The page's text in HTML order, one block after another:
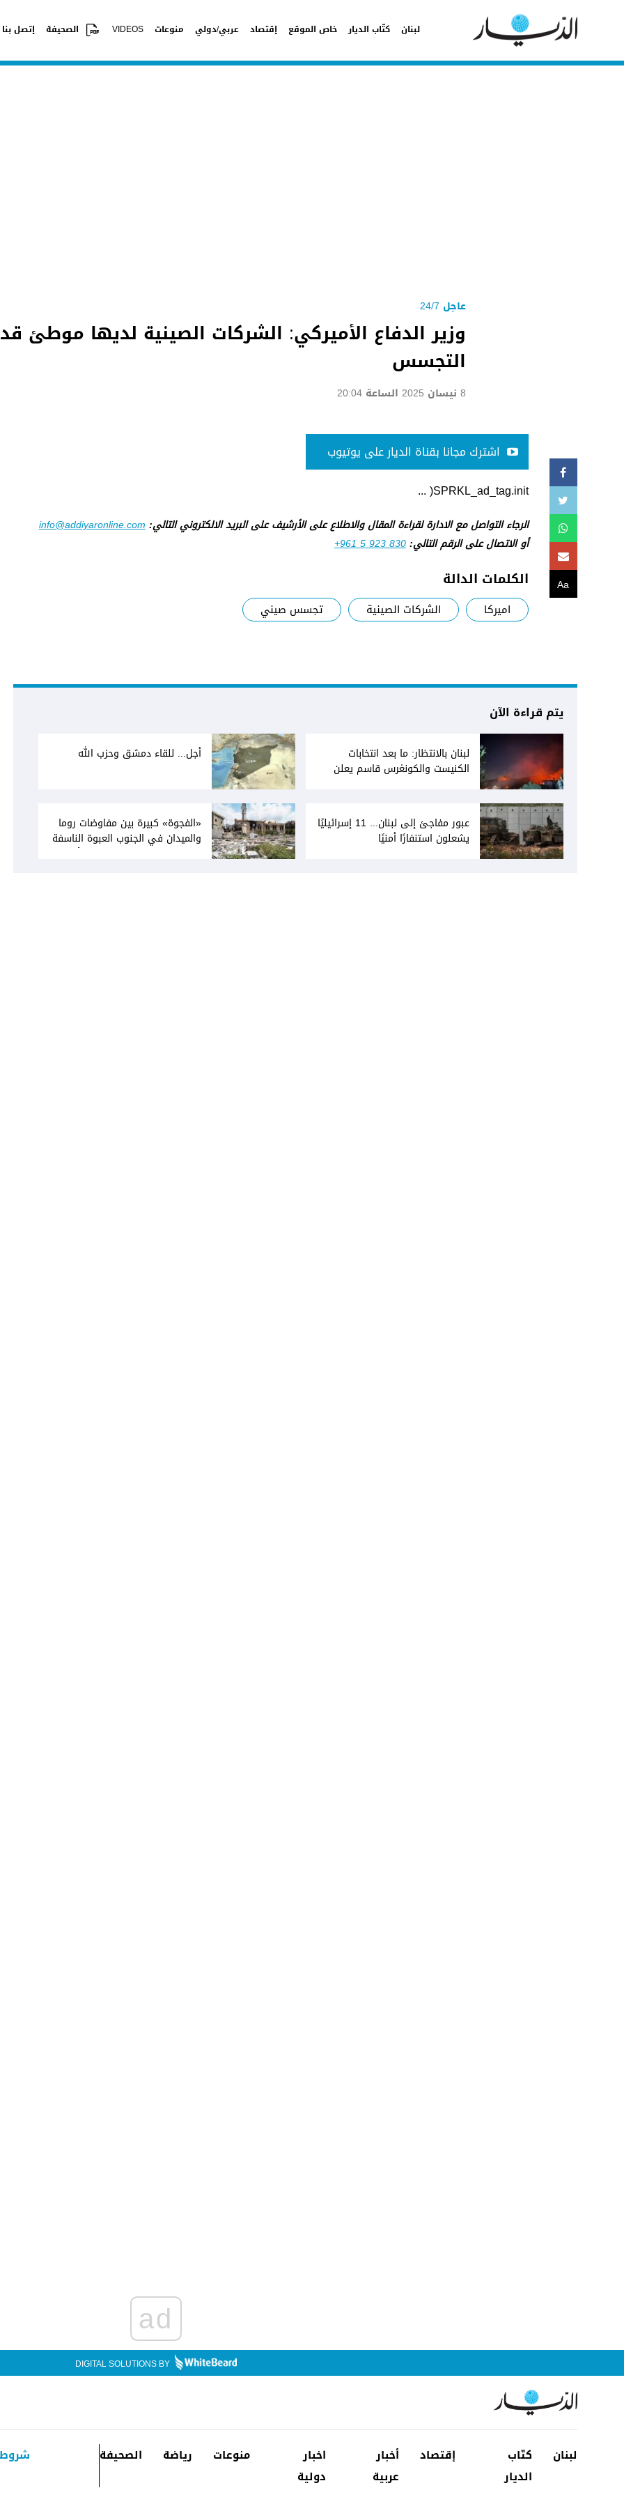
لبنان كتّاب الديار خاص الموقع إقتصاد عربي/دولي منوعات VIDEOS الصحيفة إتصل بنا
عاجل 24/7
وزير الدفاع الأميركي: الشركات الصينية لديها موطئ
التجسس
8 نيسان 2025 الساعة 20:04
Aa
اشترك مجانا بقناة الديار على يوتيوب
SPRKL_ad_tag.init( ...
الرجاء التواصل مع الادارة لقراءة المقال والاطلاع على الأرشيف على البريد الالكتروني التالي:info@addiyaronline.com
أو الاتصال على الرقم التالي:+961 5 923 830
الكلمات الدالة
اميركا الشركات الصينية تجسس صيني
يتم قراءة الآن
لبنان بالانتظار: ما بعد انتخابات
الكنيست والكونغرس قاسم يعلن
أجل... للقاء دمشق وحزب الله
عبور مفاجئ إلى لبنان... 11 إسرائيليًا
يشعلون استنفارًا أمنيًا
«الفجوة» كبيرة بين مفاوضات روما
والميدان في الجنوب العبوة الناسفة
في مجدل زون «رسالة» في أكثر من
ad
DIGITAL SOLUTIONS BY
لبنان
كتّاب
الديار
إقتصاد
أخبار
عربية
اخبار
دولية
منوعات رياضة الصحيفة شروط